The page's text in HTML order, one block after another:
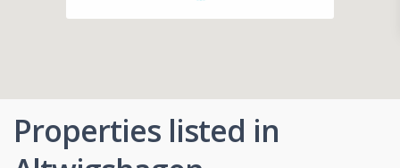
Properties listed in